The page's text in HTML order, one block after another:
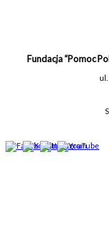
Fundacja “Pomoc
ul.